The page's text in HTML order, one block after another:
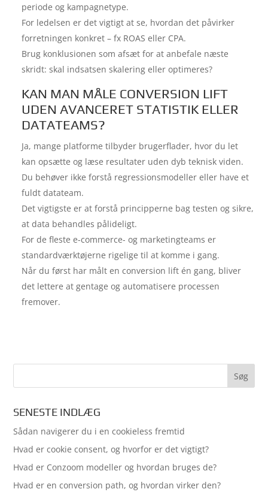
periode og kampagnetype.
For ledelsen er det vigtigt at se, hvordan det påvirker
forretningen konkret – fx ROAS eller CPA.
Brug konklusionen som afsæt for at anbefale næste
skridt: skal indsatsen skalering eller optimeres?
KAN MAN MÅLE CONVERSION LIFT
UDEN AVANCERET STATISTIK ELLER
DATATEAMS?
Ja, mange platforme tilbyder brugerflader, hvor du let
kan opsætte og læse resultater uden dyb teknisk viden.
Du behøver ikke forstå regressionsmodeller eller have et
fuldt datateam.
Det vigtigste er at forstå principperne bag testen og sikre,
at data behandles pålideligt.
For de fleste e-commerce- og marketingteams er
standardværktøjerne rigelige til at komme i gang.
Når du først har målt en conversion lift én gang, bliver
det lettere at gentage og automatisere processen
fremover.
SENESTE INDLÆG
Sådan navigerer du i en cookieless fremtid
Hvad er cookie consent, og hvorfor er det vigtigt?
Hvad er Conzoom modeller og hvordan bruges de?
Hvad er en conversion path, og hvordan virker den?